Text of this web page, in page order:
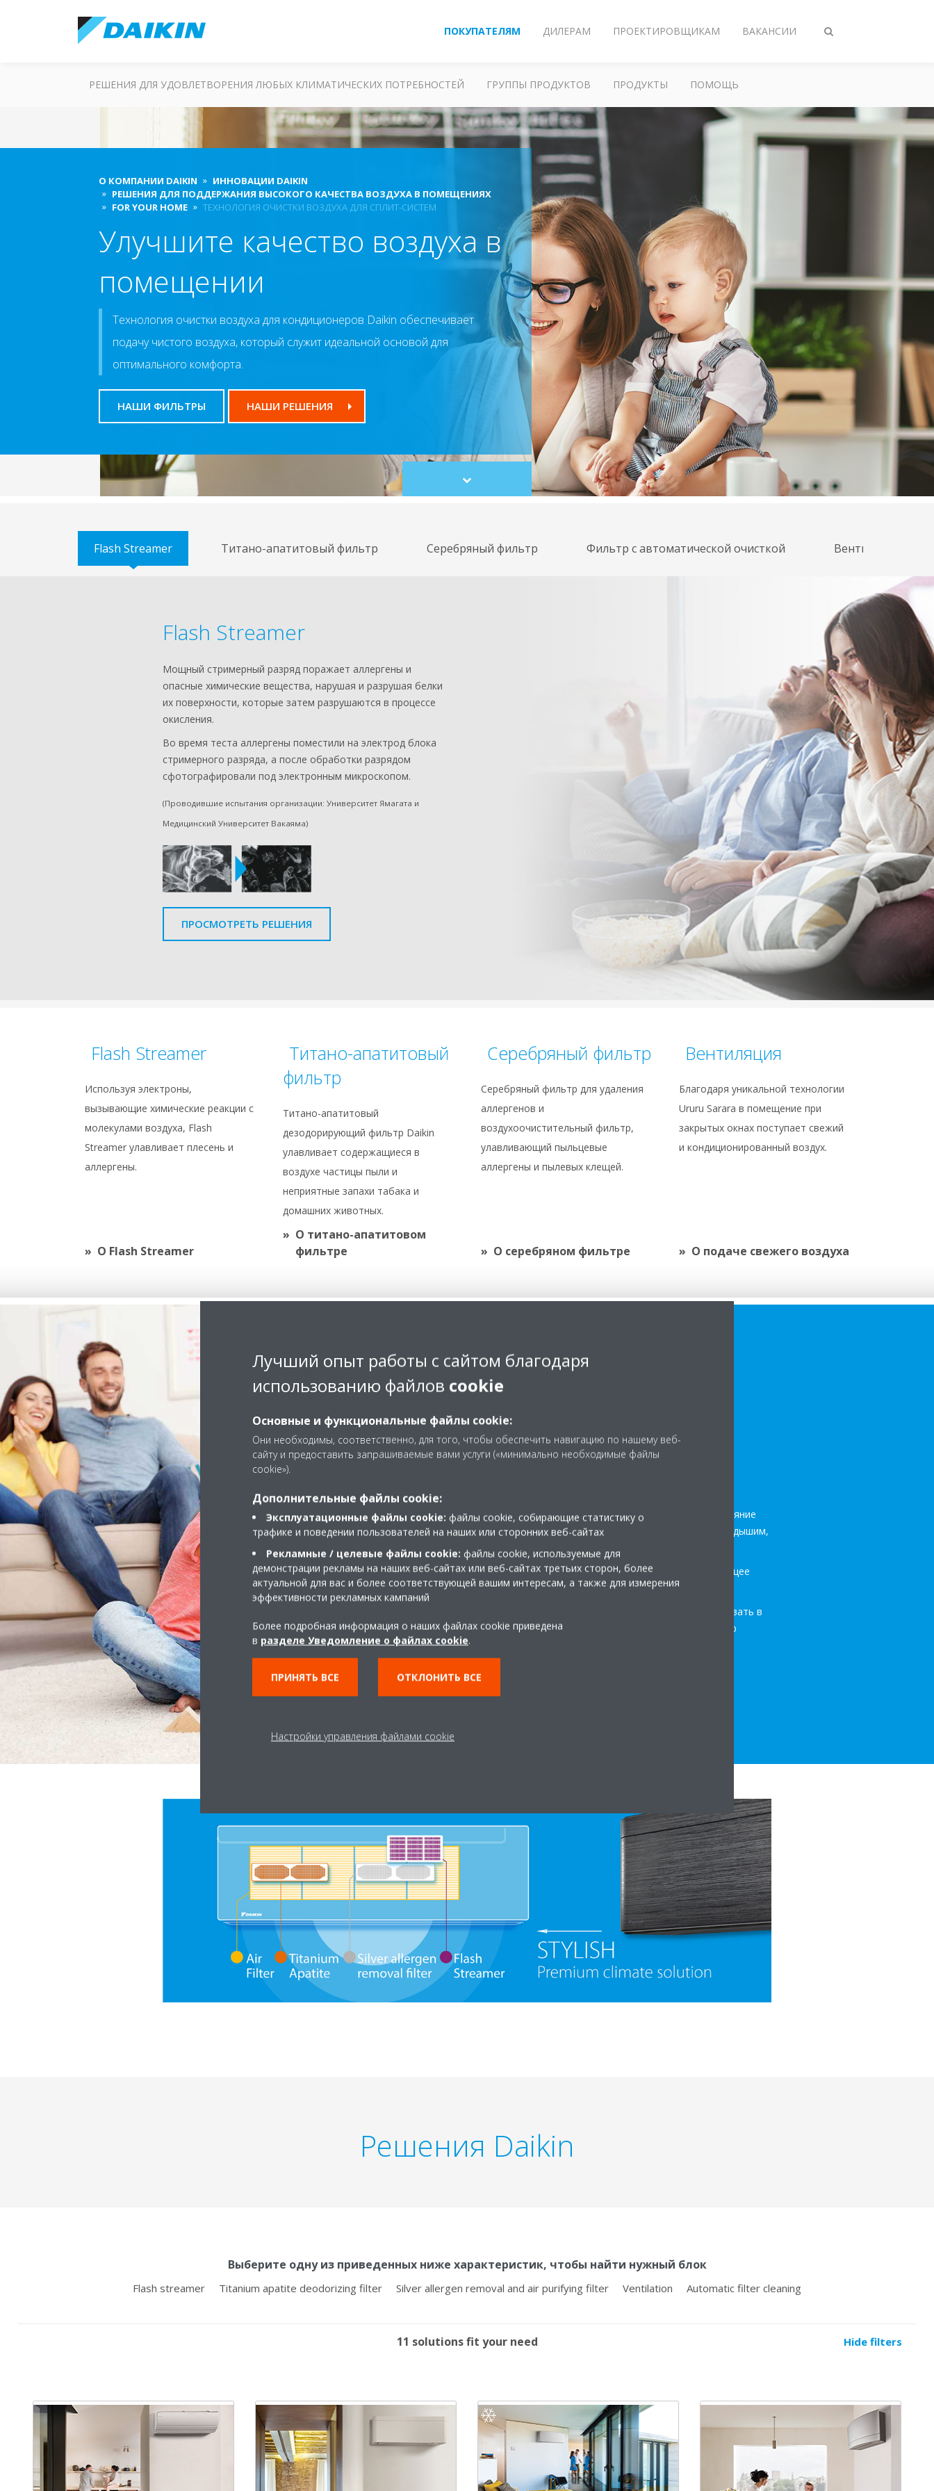
Переключить
ПОКУПАТЕЛЯМ ДИЛЕРАМ ПРОЕКТИРОВЩИКАМ ВАКАНСИИ
РЕШЕНИЯ ДЛЯ УДОВЛЕТВОРЕНИЯ ЛЮБЫХ КЛИМАТИЧЕСКИХ ПОТРЕБНОСТЕЙ ГРУППЫ ПРОДУКТОВ ПРОДУКТЫ ПОМОЩЬ
О КОМПАНИИ DAIKIN
ИННОВАЦИИ DAIKIN
РЕШЕНИЯ ДЛЯ ПОДДЕРЖАНИЯ ВЫСОКОГО КАЧЕСТВА ВОЗДУХА В ПОМЕЩЕНИЯХ
FOR YOUR HOME
ТЕХНОЛОГИЯ ОЧИСТКИ ВОЗДУХА ДЛЯ СПЛИТ-СИСТЕМ
Улучшите качество воздуха в
помещении
Технология очистки воздуха для кондиционеров Daikin обеспечивает
подачу чистого воздуха, который служит идеальной основой для
оптимального комфорта.
НАШИ ФИЛЬТРЫ НАШИ РЕШЕНИЯ
Scroll
to
Flash Streamer Титано-апатитовый фильтр Серебряный фильтр Фильтр с автоматической очисткой Вентиляция
Flash Streamer
Мощный стримерный разряд поражает аллергены и
опасные химические вещества, нарушая и разрушая белки
их поверхности, которые затем разрушаются в процессе
окисления.
Во время теста аллергены поместили на электрод блока
стримерного разряда, а после обработки разрядом
сфотографировали под электронным микроскопом.
(Проводившие испытания организации: Университет Ямагата и
Медицинский Университет Вакаяма)
ПРОСМОТРЕТЬ РЕШЕНИЯ
Flash Streamer
Используя электроны,
вызывающие химические реакции с
молекулами воздуха, Flash
Streamer улавливает плесень и
аллергены.
О Flash Streamer
Титано-апатитовый
фильтр
Титано-апатитовый
дезодорирующий фильтр Daikin
улавливает содержащиеся в
воздухе частицы пыли и
неприятные запахи табака и
домашних животных.
О титано-апатитовом
фильтре
Серебряный фильтр
Серебряный фильтр для удаления
аллергенов и
воздухоочистительный фильтр,
улавливающий пыльцевые
аллергены и пылевых клещей.
О серебряном фильтре
Вентиляция
Благодаря уникальной технологии
Ururu Sarara в помещение при
закрытых окнах поступает свежий
и кондиционированный воздух.
О подаче свежего воздуха
Высококачественная
обработка воздуха с
помощью уникальной
системы фильтрации и
В последнее время нас все больше беспокоит состояние
среды, в которой мы живем, и воздуха, которым мы дышим,
особенно дома.
Как мы можем, среди прочего, обеспечить надлежащее
качество воздуха в помещении?
Сделать это будет проще простого, если инвестировать в
самые современные решения по кондиционированию
Решения Daikin
Выберите одну из приведенных ниже характеристик, чтобы найти нужный блок
Flash streamer Titanium apatite deodorizing filter Silver allergen removal and air purifying filter Ventilation Automatic filter cleaning
11 solutions fit your need Hide filters
Лучший опыт работы с сайтом благодаря
использованию файлов cookie
Основные и функциональные файлы cookie:
Они необходимы, соответственно, для того, чтобы обеспечить навигацию по нашему веб-
сайту и предоставить запрашиваемые вами услуги («минимально необходимые файлы
cookie»).
Дополнительные файлы cookie:
Эксплуатационные файлы cookie: файлы cookie, собирающие статистику о
трафике и поведении пользователей на наших или сторонних веб-сайтах
Рекламные / целевые файлы cookie: файлы cookie, используемые для
демонстрации рекламы на наших веб-сайтах или веб-сайтах третьих сторон, более
актуальной для вас и более соответствующей вашим интересам, а также для измерения
эффективности рекламных кампаний
Более подробная информация о наших файлах cookie приведена
в разделе Уведомление о файлах cookie.
ПРИНЯТЬ ВСЕ ОТКЛОНИТЬ ВСЕ
Настройки управления файлами cookie